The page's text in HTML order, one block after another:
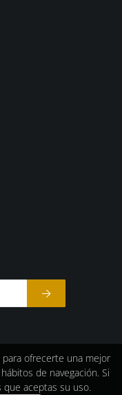
ofrecerte una mejor
de navegación. Si
que aceptas su uso.